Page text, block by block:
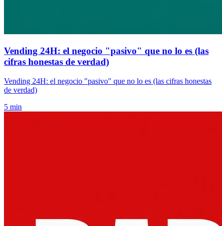
Vending 24H: el negocio "pasivo" que no lo es (las
cifras honestas de verdad)
Vending 24H: el negocio "pasivo" que no lo es (las cifras honestas
de verdad)
5 min